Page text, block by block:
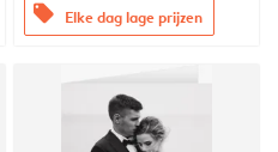
offers Elke dag lage prijzen